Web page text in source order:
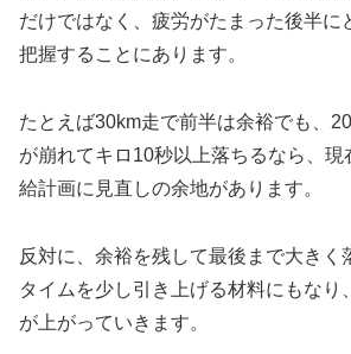
だけではなく、疲労がたまった後半に
把握することにあります。
たとえば30km走で前半は余裕でも、
が崩れてキロ10秒以上落ちるなら、現
給計画に見直しの余地があります。
反対に、余裕を残して最後まで大きく
タイムを少し引き上げる材料にもなり
が上がっていきます。